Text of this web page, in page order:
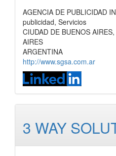
AGENCIA DE PUBLICIDAD
publicidad, Servicios
CIUDAD DE BUENOS
AIRES
ARGENTINA
http://www.sgsa.com.ar
3 WAY